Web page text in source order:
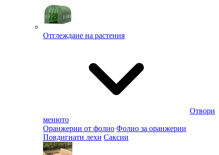
Отглеждане на растения
Отвори
менюто
Оранжерии от фолио Фолио за оранжерии
Повдигнати лехи Саксии